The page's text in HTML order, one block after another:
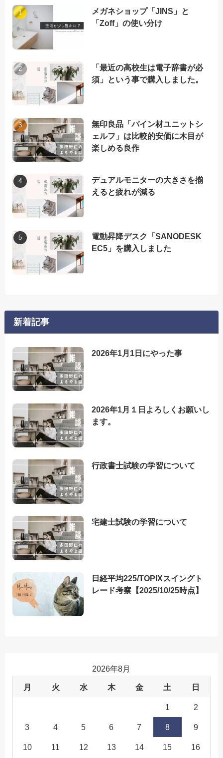
メガネショップ「JINS」と
「Zoff」の使い分け
「最近の高校生は電子辞書が必
須」という事で購入しました。
無印良品「パイン材ユニットシ
ェルフ」は比較的安価に木目が
楽しめる良作
デュアルモニターの大きさを揃
えると疲れが減る
電動昇降デスク「SANODESK
EC5」を購入しました
新着記事
2026年1月1日にやった事
2026年1月１日よろしくお願いし
ます。
行政書士試験の学習について
宅建士試験の学習について
日経平均225/TOPIXスイングト
レード考察【2025/10/25時点】
2026年8月
月 火 水 木 金 土 日
1 2
3 4 5 6 7 8 9
10 11 12 13 14 15 16